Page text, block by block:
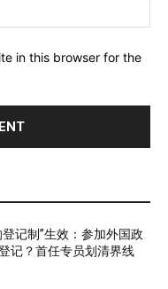
in this browser for the
记制”生效：参加外国政
记？首任专员划清界线